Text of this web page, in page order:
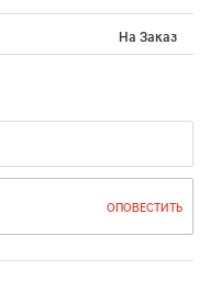
На Заказ
ОПОВЕСТИТЬ